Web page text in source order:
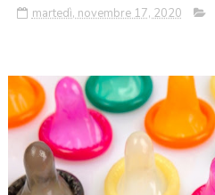
martedì, novembre 17, 2020